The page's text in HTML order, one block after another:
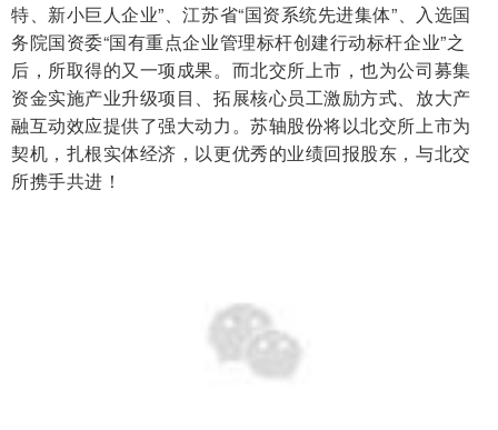
特、新小巨人企业”、江苏省“国资系统先进集体”、入选国
务院国资委“国有重点企业管理标杆创建行动标杆企业”之
后，所取得的又一项成果。而北交所上市，也为公司募集
资金实施产业升级项目、拓展核心员工激励方式、放大产
融互动效应提供了强大动力。苏轴股份将以北交所上市为
契机，扎根实体经济，以更优秀的业绩回报股东，与北交
所携手共进！